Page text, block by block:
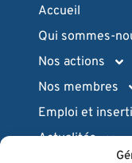
Accueil
Qui sommes-
Nos actions
Nos membres
Emploi et
Actualités